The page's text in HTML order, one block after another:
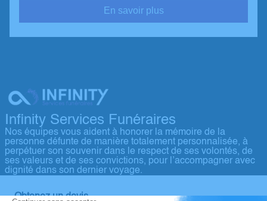
En savoir plus
Infinity Services Funéraires
Nos équipes vous aident à honorer la mémoire de la
personne défunte de manière totalement personnalisée, à
perpétuer son souvenir dans le respect de ses volontés, de
ses valeurs et de ses convictions, pour l’accompagner avec
dignité dans son dernier voyage.
Obtenez un devis